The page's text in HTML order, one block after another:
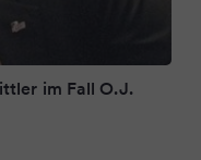
im Fall O.J.